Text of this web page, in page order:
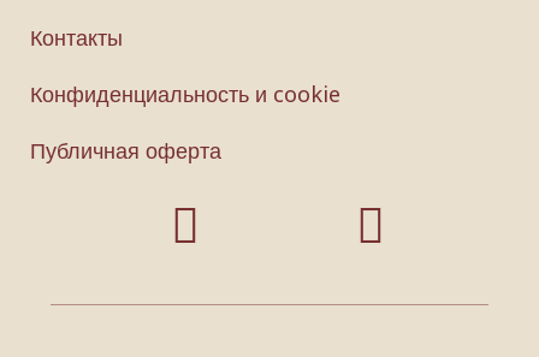
Контакты
Конфиденциальность и cookie
Публичная оферта